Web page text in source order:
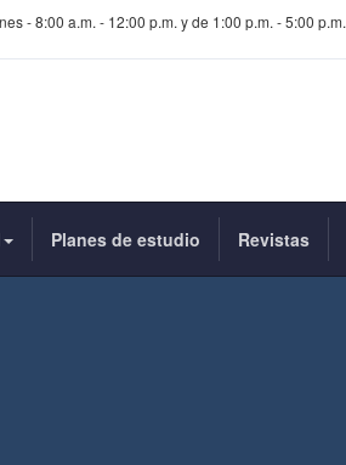
- 8:00 a.m. - 12:00 p.m. y de 1:00 p.m. - 5:00 p.m.
Planes de estudio Revistas